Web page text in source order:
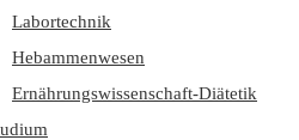
Labortechnik
Hebammenwesen
Ernährungswissenschaft-Diätetik